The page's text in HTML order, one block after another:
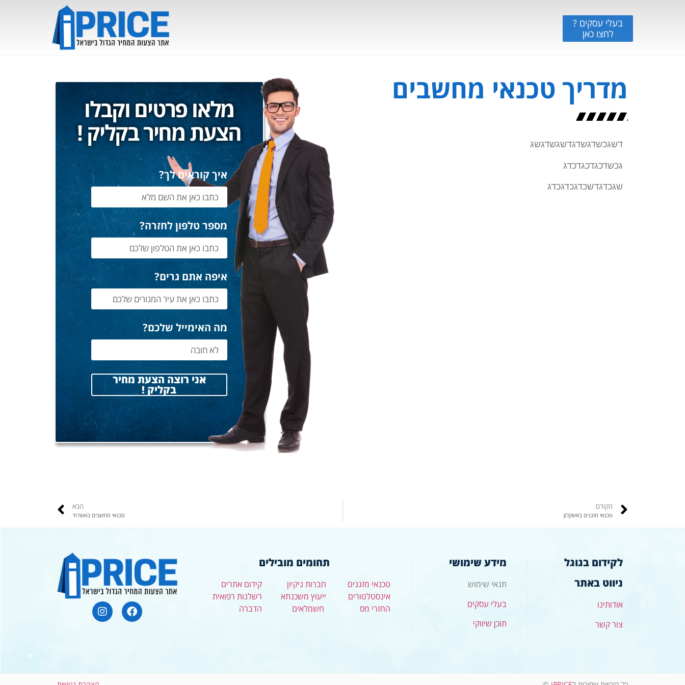
בעלי עסקים ?
לחצו כאן
מדריך טכנאי מחשבים
דשגכשדגשדגדשגשדגשג
גכשדכגדכגדכדג
שגכדגדשכדגכדגכדג
מלאו פרטים וקבלו
הצעת מחיר בקליק !
איך קוראים לך?
מספר טלפון לחזרה?
איפה אתם גרים?
מה האימייל שלכם?
אני רוצה הצעת מחיר
בקליק !
הקודם
טכנאי מזגנים באשקלון
הבא
טכנאי מחשבים באשדוד
לקידום בגוגל
ניווט באתר
אודותינו
צור קשר
מידע שימושי
תנאי שימוש
בעלי עסקים
תוכן שיווקי
תחומים מובילים
טכנאי מזגנים
אינסטלטורים
החזרי מס
חברות ניקיון
ייעוץ משכנתא
חשמלאים
קידום אתרים
רשלנות רפואית
הדברה